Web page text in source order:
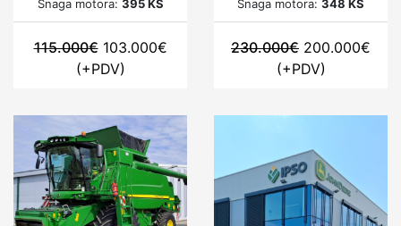
Snaga motora: 395 KS
115.000€ 103.000€
(+PDV)
Snaga motora: 348 KS
230.000€ 200.000€
(+PDV)